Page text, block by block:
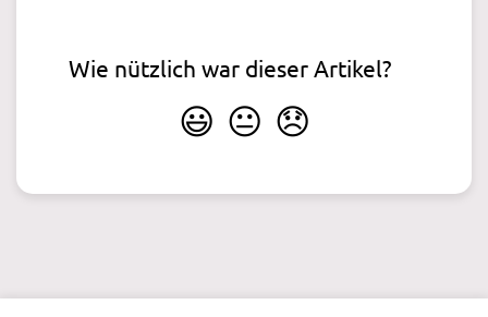
Wie nützlich war dieser Artikel?
😃 😐 😞